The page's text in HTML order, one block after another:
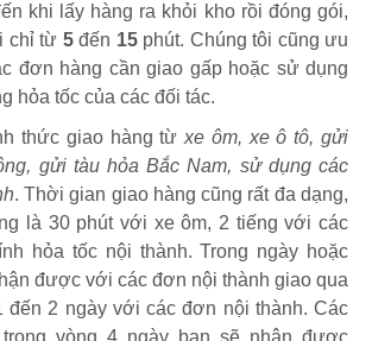
khi lấy hàng ra khỏi kho rồi đóng gói,
chỉ từ 5đến 15 phút. Chúng tôi cũng ưu
đơn hàng cần giao gấp hoặc sử dụng
hỏa tốc của các đối tác.
thức giao hàng từxe ôm, xe ô tô, gửi
gửi tàu hỏa Bắc Nam, sử dụng các
. Thời gian giao hàng cũng rất đa dạng,
là 30 phút với xe ôm, 2 tiếng với các
hỏa tốc nội thành. Trong ngày hoặc
được với các đơn nội thành giao qua
đến 2 ngày với các đơn nội thành. Các